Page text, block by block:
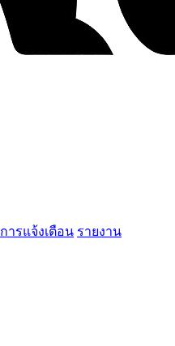
การแจ้งเตือน รายงาน